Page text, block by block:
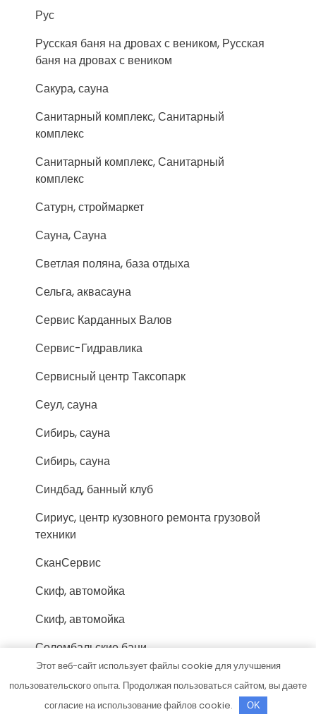
Рус
Русская баня на дровах с веником, Русская
баня на дровах с веником
Сакура, сауна
Санитарный комплекс, Санитарный
комплекс
Санитарный комплекс, Санитарный
комплекс
Сатурн, строймаркет
Сауна, Сауна
Светлая поляна, база отдыха
Сельга, аквасауна
Сервис Карданных Валов
Сервис-Гидравлика
Сервисный центр Таксопарк
Сеул, сауна
Сибирь, сауна
Сибирь, сауна
Синдбад, банный клуб
Сириус, центр кузовного ремонта грузовой
техники
СканСервис
Скиф, автомойка
Скиф, автомойка
Соломбальские бани
Стех, автокомплекс
СТО
Этот веб-сайт использует файлы cookie для улучшения
пользовательского опыта. Продолжая пользоваться сайтом, вы даете
согласие на использование файлов cookie.
OK